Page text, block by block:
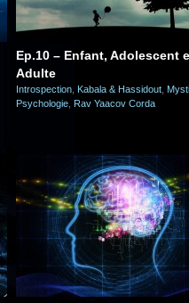
Ep.10 – Enfant, Adolescent
Adulte
Introspection Kabala & Hassidout
Psychologie Rav Yaacov Corda